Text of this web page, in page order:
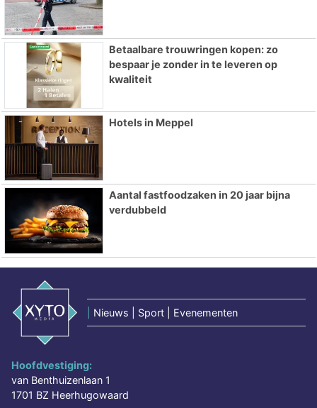
Betaalbare trouwringen kopen: zo
bespaar je zonder in te leveren op
kwaliteit
Hotels in Meppel
Aantal fastfoodzaken in 20 jaar bijna
verdubbeld
Nieuws | Sport | Evenementen
Hoofdvestiging:
van Benthuizenlaan 1
1701 BZ Heerhugowaard